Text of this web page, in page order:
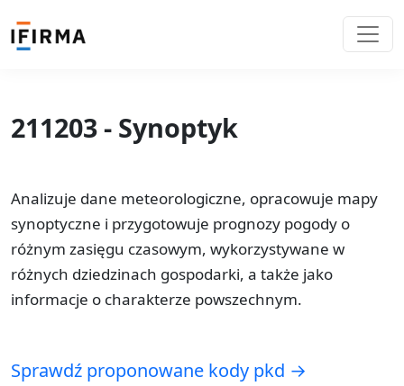
211203 - Synoptyk
Analizuje dane meteorologiczne, opracowuje mapy
synoptyczne i przygotowuje prognozy pogody o
różnym zasięgu czasowym, wykorzystywane w
różnych dziedzinach gospodarki, a także jako
informacje o charakterze powszechnym.
Sprawdź proponowane kody pkd →